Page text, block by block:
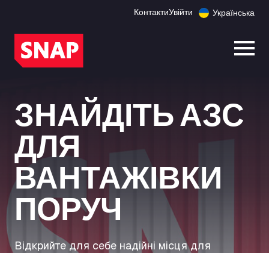
КонтактиУвійти Українська
ЗНАЙДІТЬ АЗС
ДЛЯ
ВАНТАЖІВКИ
ПОРУЧ
Відкрийте для себе надійні місця для